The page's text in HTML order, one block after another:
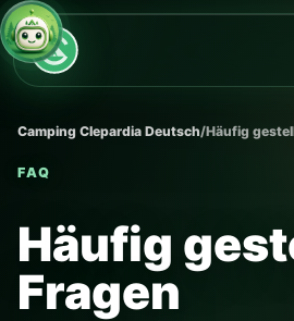
Camping Clepardia Deutsch/Häufig
FAQ
Häufig
Fragen